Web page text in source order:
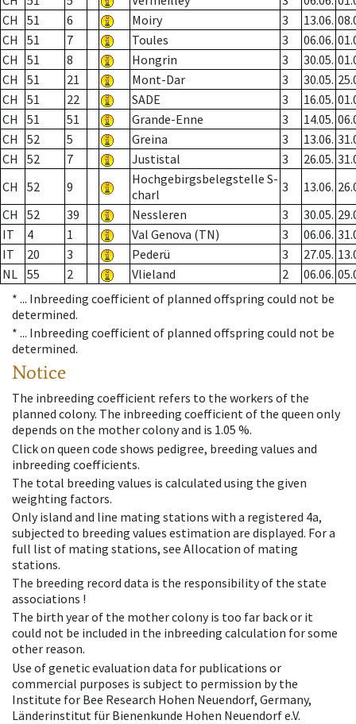
CH
51 6 Moiry 3 13.06.
CH
51 7 Toules 3 06.06.
CH
51 8 Hongrin 3 30.05.
CH
51 21 Mont-Dar 3 30.05.
CH
51 22 SADE 3 16.05.
CH
51 51 Grande-Enne 3 14.05.
CH
52 5 Greina 3 13.06.
CH
52 7 Justistal 3 26.05.
CH
52 9
Hochgebirgsbelegstelle S-
charl
3 13.06.
CH
52 39 Nessleren 3 30.05.
IT
4 1 Val Genova (TN) 3 06.06.
IT
20 3 Pederü 3 27.05.
NL 55 2 Vlieland 2 06.06.
* ... Inbreeding coefficient of planned offspring could not be
determined.
* ... Inbreeding coefficient of planned offspring could not be
determined.
Notice
The inbreeding coefficient refers to the workers of the
planned colony. The inbreeding coefficient of the queen only
depends on the mother colony and is 1.05 %.
Click on queen code shows pedigree, breeding values and
inbreeding coefficients.
The total breeding values is calculated using the given
weighting factors.
Only island and line mating stations with a registered 4a,
subjected to breeding values estimation are displayed. For a
full list of mating stations, see Allocation of mating
stations.
The breeding record data is the responsibility of the state
associations !
The birth year of the mother colony is too far back or it
could not be included in the inbreeding calculation for some
other reason.
Use of genetic evaluation data for publications or
commercial purposes is subject to permission by the
Institute for Bee Research Hohen Neuendorf, Germany,
Länderinstitut für Bienenkunde Hohen Neuendorf e.V.